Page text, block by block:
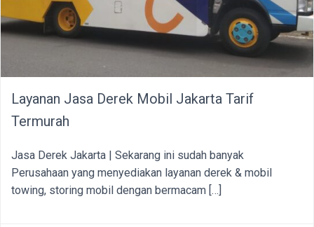
Layanan Jasa Derek Mobil Jakarta Tarif
Termurah
Jasa Derek Jakarta | Sekarang ini sudah banyak
Perusahaan yang menyediakan layanan derek & mobil
towing, storing mobil dengan bermacam […]